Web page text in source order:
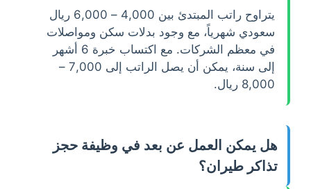
يتراوح راتب المبتدئ بين 4,000 – 6,000 ريال
سعودي شهرياً، مع وجود بدلات سكن ومواصلات
في معظم الشركات. مع اكتساب خبرة 6 أشهر
إلى سنة، يمكن أن يصل الراتب إلى 7,000 –
8,000 ريال.
هل يمكن العمل عن بعد في وظيفة حجز
تذاكر طيران؟